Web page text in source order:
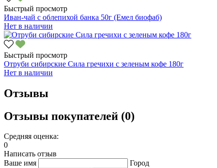
Быстрый просмотр
Иван-чай с облепихой банка 50г (Емел биофаб)
Нет в наличии
Быстрый просмотр
Отруби сибирские Сила гречихи с зеленым кофе 180г
Нет в наличии
Отзывы
Отзывы покупателей (0)
Средняя оценка:
0
Написать отзыв
Ваше имя
Город